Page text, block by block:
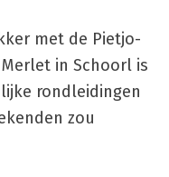
met de Pietjo-
in Schoorl is
rondleidingen
zou